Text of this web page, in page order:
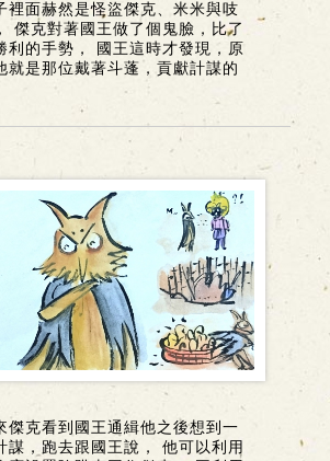
裡面赫然是怪盜傑克、米米與吱
傑克對著國王做了個鬼臉，比了
利的手勢， 國王這時才發現，原
就是那位戴著斗蓬，貢獻計謀的
傑克看到國王通緝他之後想到一
謀，跑去跟國王說， 他可以利用